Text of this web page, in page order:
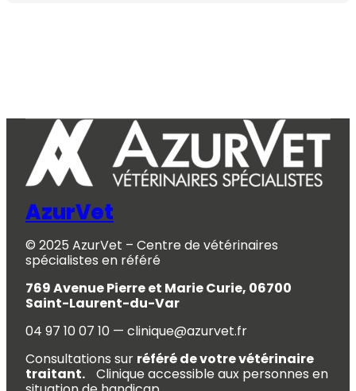
AzurVet
© 2025 AzurVet – Centre de vétérinaires
spécialistes en référé
769 Avenue Pierre et Marie Curie, 06700
Saint-Laurent-du-Var
04 97 10 07 10 — clinique@azurvet.fr
Consultations sur référé de votre vétérinaire
traitant. Clinique accessible aux personnes en